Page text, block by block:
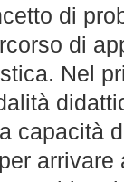
di
di
Nel
capacità